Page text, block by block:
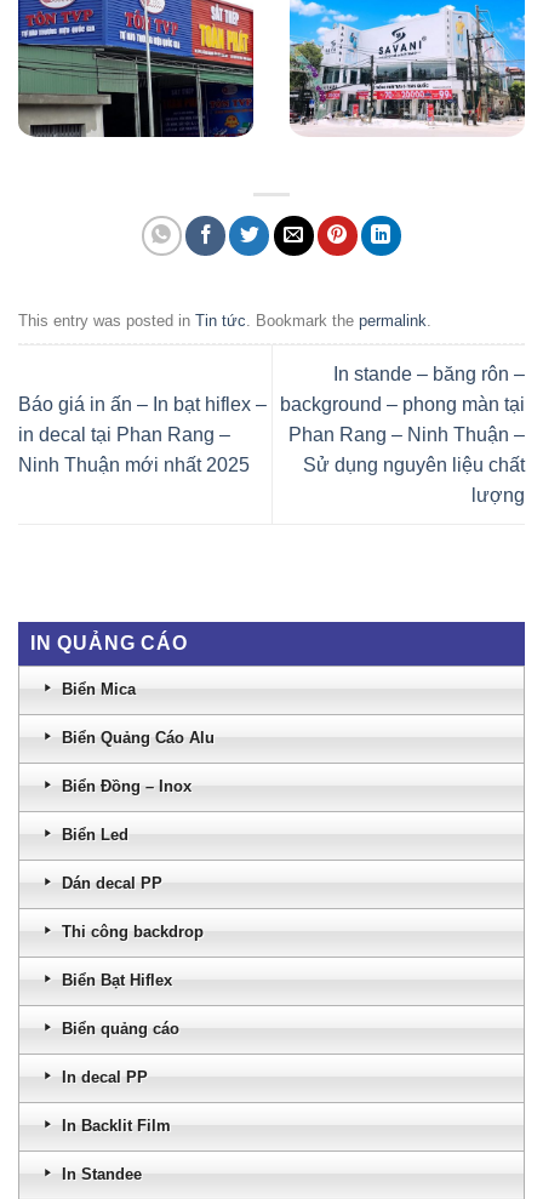
This entry was posted in Tin tức . Bookmark the permalink
Báo giá in ấn – In bạt hiflex –
in decal tại Phan Rang –
Ninh Thuận mới nhất 2025
In stande – băng rôn –
background – phong màn tại
Phan Rang – Ninh Thuận –
Sử dụng nguyên liệu chất
lượng
IN QUẢNG CÁO
Biển Mica
Biển Quảng Cáo Alu
Biển Đồng – Inox
Biển Led
Dán decal PP
Thi công backdrop
Biển Bạt Hiflex
Biển quảng cáo
In decal PP
In Backlit Film
In Standee